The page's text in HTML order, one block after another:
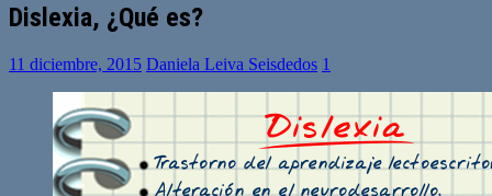
Dislexia, ¿Qué es?
11 diciembre, 2015 Daniela Leiva Seisdedos 1